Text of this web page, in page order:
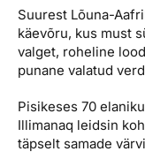
Suurest Lõuna-
käevõru, kus must
valget, roheline
punane valatud
Pisikeses 70
Illimanaq leidsin
täpselt samade